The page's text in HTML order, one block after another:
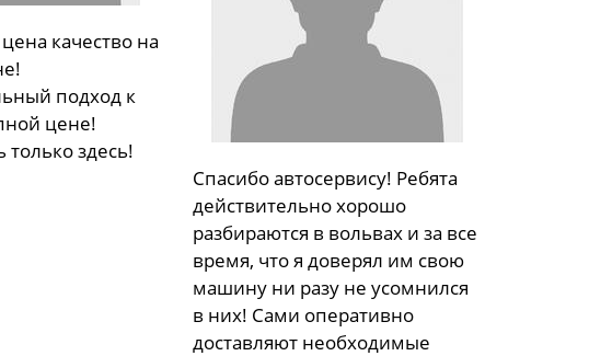
качество на
подход к
цене!
здесь!
Спасибо автосервису! Ребята
действительно хорошо
разбираются в вольвах и за все
время, что я доверял им свою
машину ни разу не усомнился
в них! Сами оперативно
доставляют необходимые